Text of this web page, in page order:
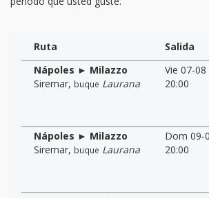
Ruta Salida
Nápoles ► Milazzo
Siremar, buque Laurana
Vie 07-08
20:00
Nápoles ► Milazzo
Siremar, buque Laurana
Dom 09-
20:00